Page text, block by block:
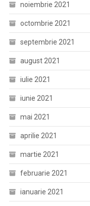
noiembrie 2021
octombrie 2021
septembrie 2021
august 2021
iulie 2021
iunie 2021
mai 2021
aprilie 2021
martie 2021
februarie 2021
ianuarie 2021